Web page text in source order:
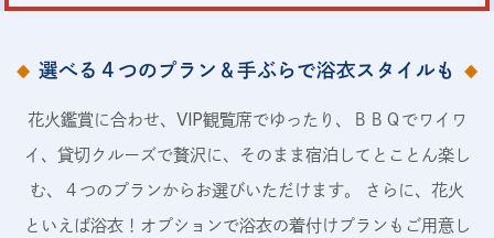
選べる４つのプラン＆手ぶらで浴衣スタイルも
花火鑑賞に合わせ、VIP観覧席でゆったり、ＢＢＱでワイワ
イ、貸切クルーズで贅沢に、そのまま宿泊してとことん楽し
む、４つのプランからお選びいただけます。 さらに、花火
といえば浴衣！オプションで浴衣の着付けプランもご用意し